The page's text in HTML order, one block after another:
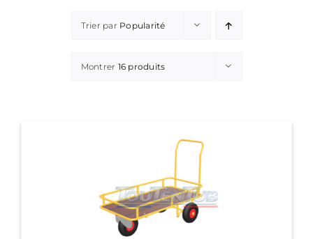
Trier par Popularité
Montrer 16 produits